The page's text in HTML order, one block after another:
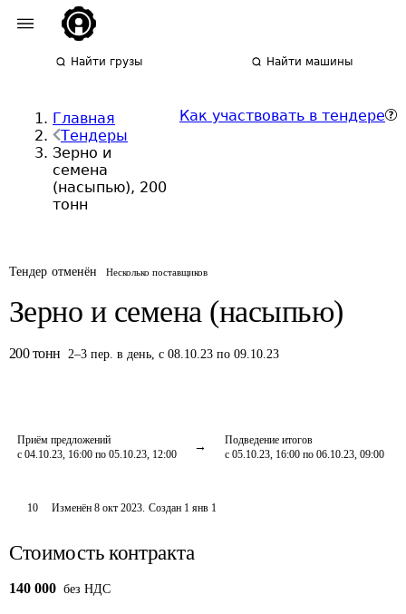
Найти грузы Найти машины
Главная
Тендеры
Зерно и
семена
(насыпью), 200
тонн
Как участвовать в тендере
Тендер отменён Несколько поставщиков
Зерно и семена (насыпью)
200 тонн 2–3 пер. в день, с 08.10.23 по 09.10.23
Приём предложений
с 04.10.23, 16:00 по 05.10.23, 12:00
Подведение итогов
с 05.10.23, 16:00 по 06.10.23, 09:00
10 Изменён8 окт 2023. Создан 1 янв 1
Стоимость контракта
140 000 без НДС